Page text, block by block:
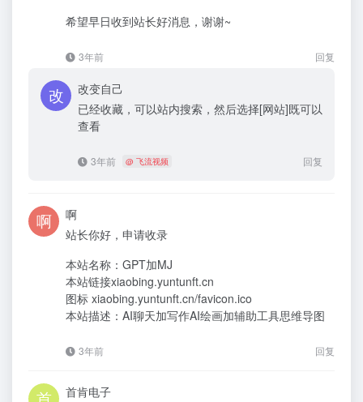
希望早日收到站长好消息，谢谢~
3年前 回复
改变自己
已经收藏，可以站内搜索，然后选择[网站]既可以
查看
3年前 @ 飞流视频 回复
啊
站长你好，申请收录
本站名称：GPT加MJ
本站链接xiaobing.yuntunft.cn
图标 xiaobing.yuntunft.cn/favicon.ico
本站描述：AI聊天加写作AI绘画加辅助工具思维导图
3年前 回复
首肯电子